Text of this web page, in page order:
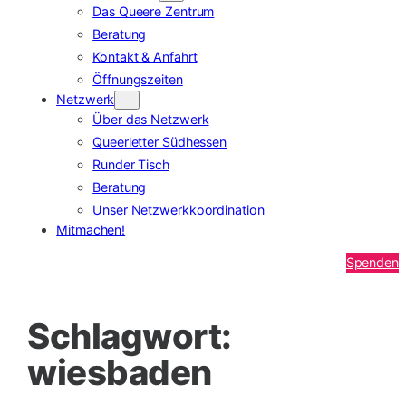
Das Queere Zentrum
Beratung
Kontakt & Anfahrt
Öffnungszeiten
Netzwerk
Über das Netzwerk
Queerletter Südhessen
Runder Tisch
Beratung
Unser Netzwerkkoordination
Mitmachen!
Spenden
Schlagwort:
wiesbaden